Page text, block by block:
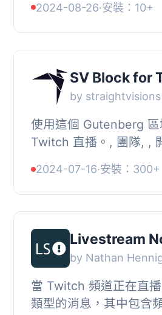
插件。, TwitchPress 是
經 Twitch I...
2024-08-26·安裝：10+
SV Block for
by straightvisions
使用這個 Gutenberg 區
Twitch 直播。, 團隊, ,
請使用 WordPress.org
論壇。如果可...
2024-07-16·安裝：300+
Livestream
by Nathan
當 Twitch 頻道正在直
類型的消息，其中包含